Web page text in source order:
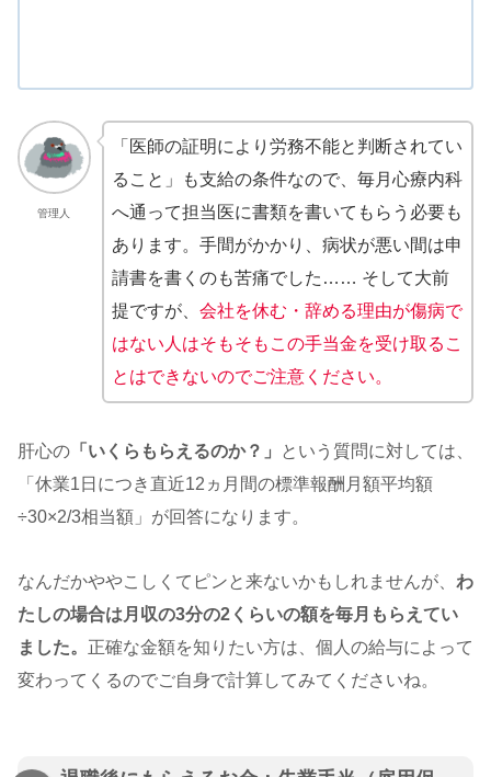
管理人
「医師の証明により労務不能と判断されてい
ること」も支給の条件なので、毎月心療内科
へ通って担当医に書類を書いてもらう必要も
あります。手間がかかり、病状が悪い間は申
請書を書くのも苦痛でした…… そして大前
提ですが、 会社を休む・辞める理由が傷病で
はない 人はそもそもこの手当金を受け取るこ
とはできないのでご注意ください。
肝心の 「いくらもらえるのか？」
という質問に対しては、
「休業1日につき直近12ヵ月間の標準報酬月額平均額
÷30×2/3相当額」が回答になります。
なんだかややこしくてピンと来ないかもしれませんが、 わ
たしの場合は月収の3分の2くらいの額を毎月もらえてい
ました。 正確な金額を知りたい方は、個人の給与によって
変わってくるのでご自身で計算してみてくださいね。